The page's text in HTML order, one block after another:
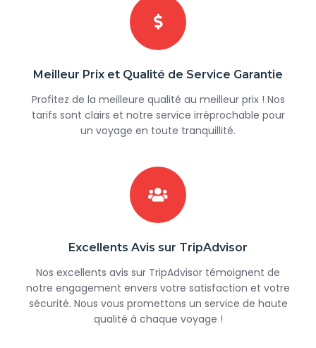
Meilleur Prix et Qualité de Service Garantie
Profitez de la meilleure qualité au meilleur prix ! Nos
tarifs sont clairs et notre service irréprochable pour
un voyage en toute tranquillité.
Excellents Avis sur TripAdvisor
Nos excellents avis sur TripAdvisor témoignent de
notre engagement envers votre satisfaction et votre
sécurité. Nous vous promettons un service de haute
qualité à chaque voyage !